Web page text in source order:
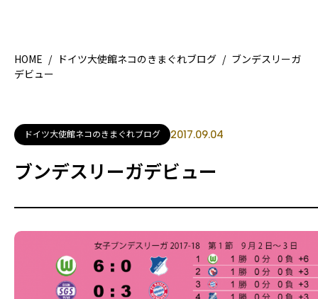
地域別ガイド
グルメ
観光ガイド
ライター募集
HOME / ドイツ大使館ネコのきまぐれブログ / ブンデスリーガ
デビュー
ドイツ大使館ネコのきまぐれブログ 2017.09.04
ブンデスリーガデビュー